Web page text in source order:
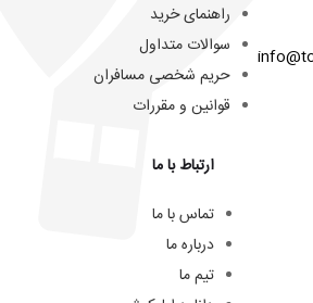
راهنمای خرید
سوالات متداول
حریم شخصی مسافران
قوانین و مقررات
ارتباط با ما
تماس با ما
درباره ما
تیم ما